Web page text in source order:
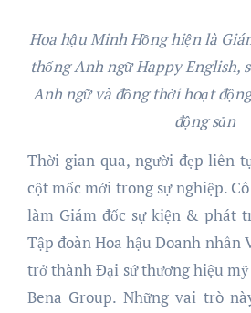
Hoa hậu Minh Hồng hiện là
thống Anh ngữ Happy English,
Anh ngữ và đồng thời hoạt
động sản
Thời gian qua, người đẹp liên
cột mốc mới trong sự nghiệp.
làm Giám đốc sự kiện & phát
Tập đoàn Hoa hậu Doanh nhân
trở thành Đại sứ thương hiệu
Bena Group. Những vai trò